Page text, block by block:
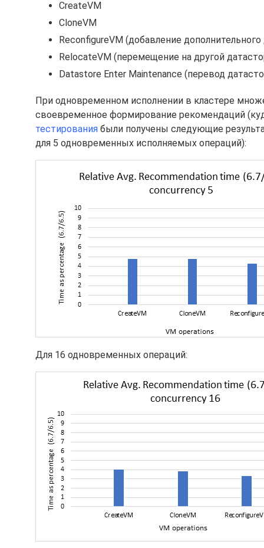
CreateVM
CloneVM
ReconfigureVM (добавление дополнительного
RelocateVM (перемещение на другой
Datastore Enter Maintenance (перевод
При одновременном исполнении в кластере
своевременное формирование рекомендаций
тестирования были получены следующие
для 5 одновременных исполняемых операций):
Для 16 одновременных операций: